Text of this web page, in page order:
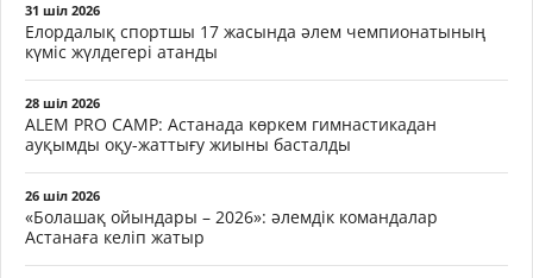
31 шіл 2026
Елордалық спортшы 17 жасында әлем чемпионатының
күміс жүлдегері атанды
28 шіл 2026
ALEM PRO CAMP: Астанада көркем гимнастикадан
ауқымды оқу-жаттығу жиыны басталды
26 шіл 2026
«Болашақ ойындары – 2026»: әлемдік командалар
Астанаға келіп жатыр